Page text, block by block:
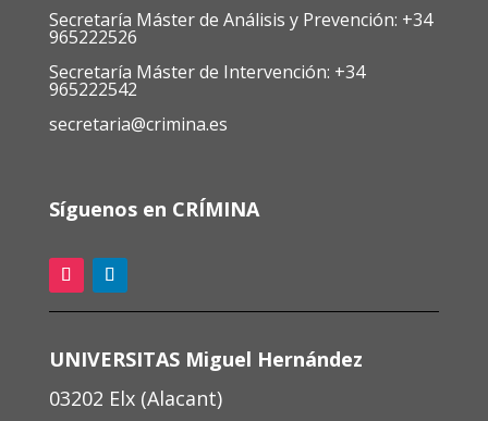
Secretaría Máster de Análisis y Prevención: +34
965222526
Secretaría Máster de Intervención: +34
965222542
secretaria@crimina.es
Síguenos en CRÍMINA
UNIVERSITAS Miguel Hernández
03202 Elx (Alacant)